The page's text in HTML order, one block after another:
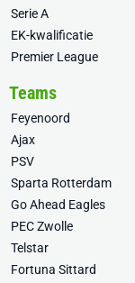
Serie A
EK-kwalificatie
Premier League
Teams
Feyenoord
Ajax
PSV
Sparta Rotterdam
Go Ahead Eagles
PEC Zwolle
Telstar
Fortuna Sittard